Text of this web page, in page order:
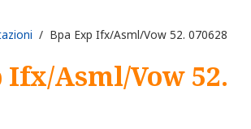
/ Bpa Exp Ifx/Asml/Vow 52. 070628
Ifx/Asml/Vow 52.